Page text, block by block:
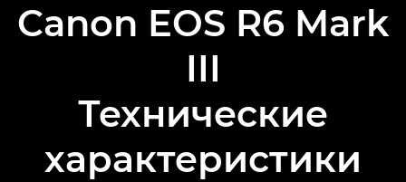
Canon EOS R6 Mark
III
Технические
характеристики